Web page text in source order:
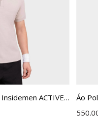
ACTIVE
Áo
dệt